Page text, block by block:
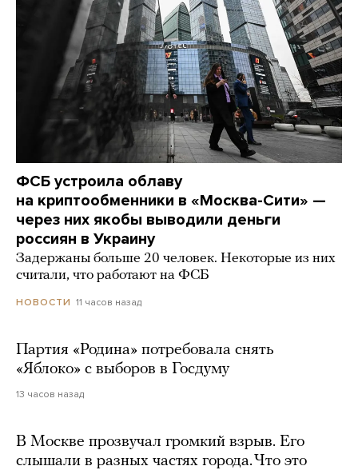
ФСБ устроила облаву
на криптообменники в «Москва-Сити» —
через них якобы выводили деньги
россиян в Украину
Задержаны больше 20 человек. Некоторые из них
считали, что работают на ФСБ
НОВОСТИ 11 часов назад
Партия «Родина» потребовала снять
«Яблоко» с выборов в Госдуму
13 часов назад
В Москве прозвучал громкий взрыв. Его
слышали в разных частях города. Что это